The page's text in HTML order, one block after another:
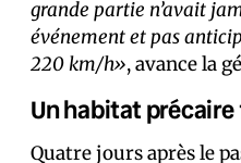
grande partie n’avait
événement et pas
220 km/h», avance la
Un habitat
Quatre jours après le